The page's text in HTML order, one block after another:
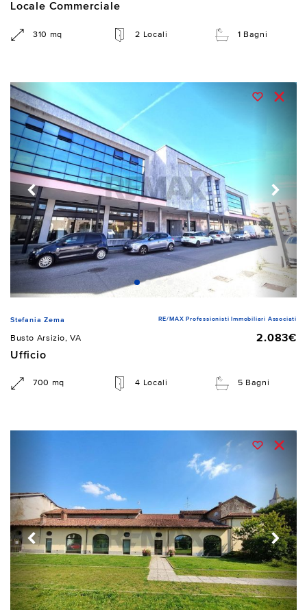
Locale Commerciale
310 mq 2 Locali 1 Bagni
Stefania Zema RE/MAX Professionisti Immobiliari Associati
Busto Arsizio, VA
2.083€
Ufficio
700 mq 4 Locali 5 Bagni